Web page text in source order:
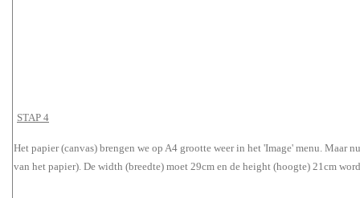
STAP 4
Het papier (canvas) brengen we op A4 grootte weer in het 'Image' menu. Maar
van het papier). De width (breedte) moet 29cm en de height (hoogte) 21cm